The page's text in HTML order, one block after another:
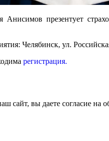
презентует
Челябинск, ул.
регистрация.
сайт, вы даете согласие на